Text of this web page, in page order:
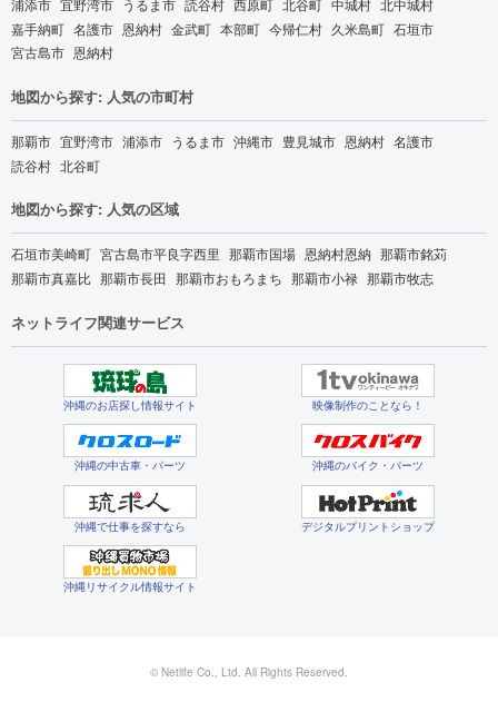
浦添市 宜野湾市 うるま市 読谷村 西原町 北谷町 中城村 北中城村
嘉手納町 名護市 恩納村 金武町 本部町 今帰仁村 久米島町 石垣市
宮古島市 恩納村
地図から探す: 人気の市町村
那覇市 宜野湾市 浦添市 うるま市 沖縄市 豊見城市 恩納村 名護市
読谷村 北谷町
地図から探す: 人気の区域
石垣市美崎町 宮古島市平良字西里 那覇市国場 恩納村恩納 那覇市銘苅
那覇市真嘉比 那覇市長田 那覇市おもろまち 那覇市小禄 那覇市牧志
ネットライフ関連サービス
沖縄のお店探し情報サイト 映像制作のことなら！
沖縄の中古車・パーツ 沖縄のバイク・パーツ
沖縄で仕事を探すなら デジタルプリントショップ
沖縄リサイクル情報サイト
© Netlife Co., Ltd. All Rights Reserved.